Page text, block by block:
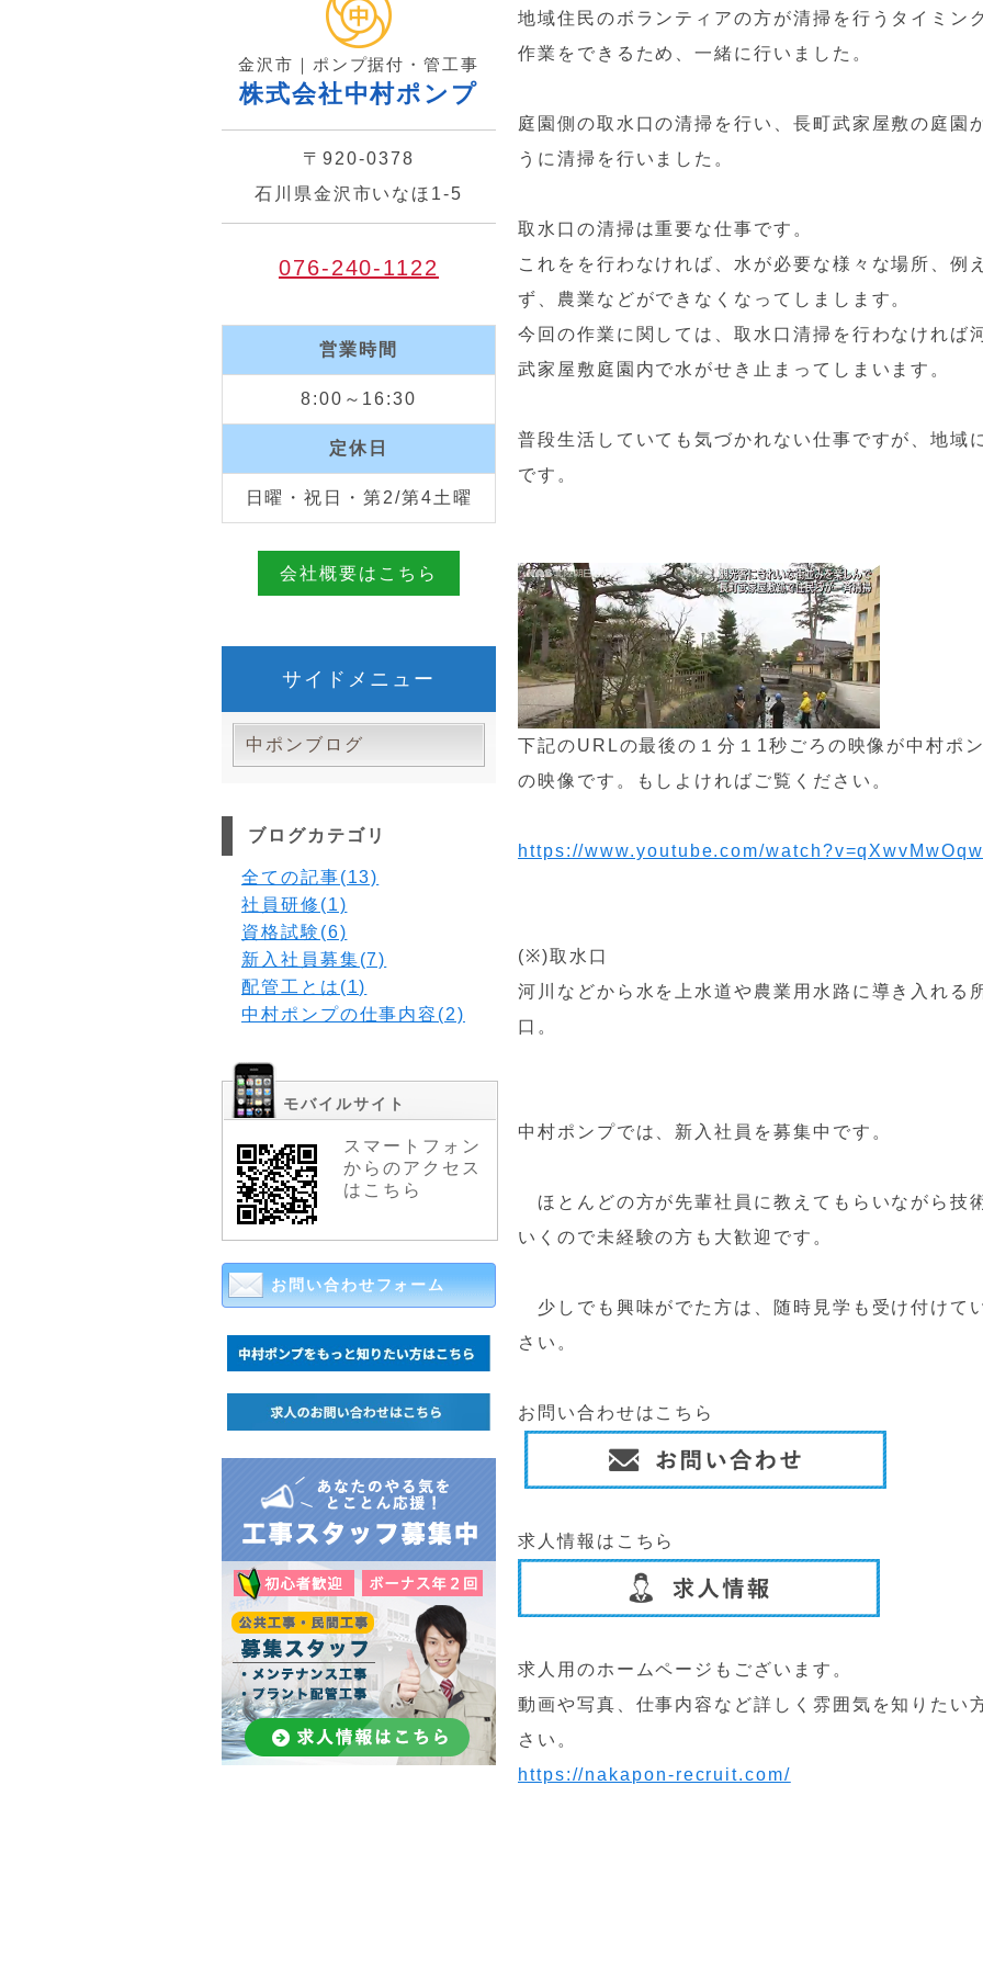
地域住民のボランティアの方が清掃を行うタイミン
作業をできるため、一緒に行いました。
庭園側の取水口の清掃を行い、長町武家屋敷の庭園
うに清掃を行いました。
取水口の清掃は重要な仕事です。
これをを行わなければ、水が必要な様々な場所、例
ず、農業などができなくなってしまします。
今回の作業に関しては、取水口清掃を行わなければ
武家屋敷庭園内で水がせき止まってしまいます。
普段生活していても気づかれない仕事ですが、地域
です。
下記のURLの最後の１分１1秒ごろの映像が中村ポ
の映像です。もしよければご覧ください。
https://www.youtube.com/
(※)取水口
河川などから水を上水道や農業用水路に導き入れる
口。
中村ポンプでは、新入社員を募集中です。
ほとんどの方が先輩社員に教えてもらいながら技
いくので未経験の方も大歓迎です。
少しでも興味がでた方は、随時見学も受け付けて
さい。
お問い合わせはこちら
求人情報はこちら
求人用のホームページもございます。
動画や写真、仕事内容など詳しく雰囲気を知りたい
さい。
https://nakapon-recruit.com/
金沢市｜ポンプ据付・管工事
株式会社中村ポンプ
〒920-0378
石川県金沢市いなほ1-5
076-240-1122
営業時間
8:00～16:30
定休日
日曜・祝日・第2/第4土曜
会社概要はこちら
サイドメニュー
中ポンブログ
ブログカテゴリ
全ての記事(13)
社員研修(1)
資格試験(6)
新入社員募集(7)
配管工とは(1)
中村ポンプの仕事内容(2)
モバイルサイト
スマートフォン
からのアクセス
はこちら
お問い合わせフォーム